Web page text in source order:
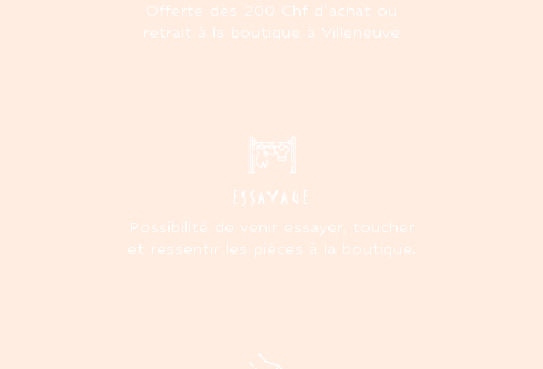
Offerte dès 200 Chf d'achat ou
retrait à la boutique à Villeneuve
ESSAYAGE
Possibilité de venir essayer, toucher
et ressentir les pièces à la boutique.